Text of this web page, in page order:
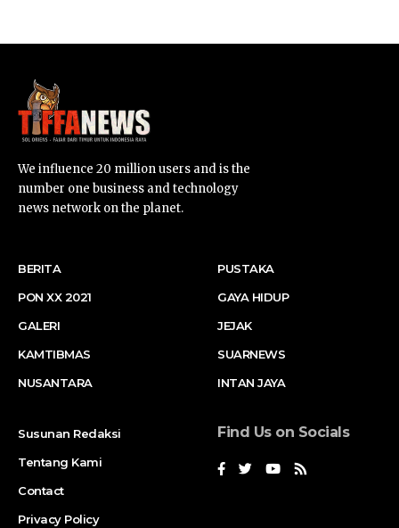
We influence 20 million users and is the
number one business and technology
news network on the planet.
BERITA
PON XX 2021
GALERI
KAMTIBMAS
NUSANTARA
PUSTAKA
GAYA HIDUP
JEJAK
SUARNEWS
INTAN JAYA
Susunan Redaksi
Tentang Kami
Contact
Privacy Policy
Find Us on Socials